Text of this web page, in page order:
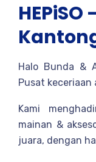
HEPiSO
Halo Bunda &
Pusat keceriaan
Kami
mainan &
juara, dengan